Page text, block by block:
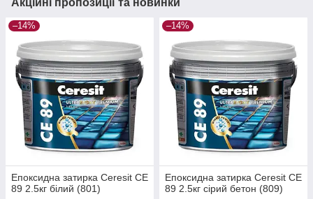
Акційні пропозиції та новинки
–14%
Епоксидна затирка Ceresit CE
89 2.5кг білий (801)
–14%
Епоксидна затирка Ceresit CE
89 2.5кг сірий бетон (809)